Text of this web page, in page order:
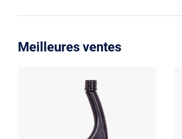
Meilleures ventes